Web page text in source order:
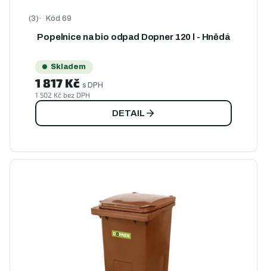
Popelnice na bio odpad Dopner 120 l - Hnědá
Průměrné hodnocení produktu je 5,0 z 5 hvězdiček.
Kód 69
Skladem
1 502 Kč bez DPH
1 817 Kč s DPH
DETAIL